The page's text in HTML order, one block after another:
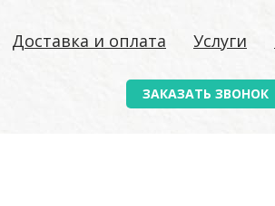
Доставка и оплата Услуги
ЗАКАЗАТЬ ЗВОНОК